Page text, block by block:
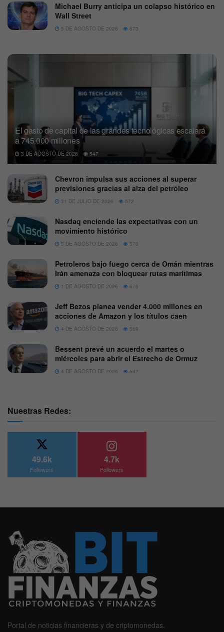
Michael Burry anticipa un colapso histórico en
Wall Street
5 DE AGOSTO DE 2026 673
El gasto de capital de las grandes tecnológicas escalará
a 745.000 millones
3 DE AGOSTO DE 2026 547
Chevron impulsa sus acciones al superar
previsiones gracias al alza del petróleo
31 DE JULIO DE 2026 572
Nasdaq enciende las expectativas con un
movimiento histórico
5 DE AGOSTO DE 2026 570
Petroleros bajo fuego cerca de Omán mientras
Irán amenaza con bloquear rutas marítimas
1 DE AGOSTO DE 2026 676
Jeff Bezos planea vender 4.000 millones en
acciones de Amazon y los títulos caen
4 DE AGOSTO DE 2026 569
Bessent prevé un acuerdo el martes o
miércoles para abrir el Estrecho de Ormuz
4 DE AGOSTO DE 2026 547
Nuestras Redes:
49.6k
Followers
4.7k
Followers
Portal de noticias financieras y de criptomonedas.